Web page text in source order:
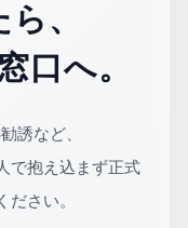
、
口へ。
誘など、
で抱え込まず正式
ださい。